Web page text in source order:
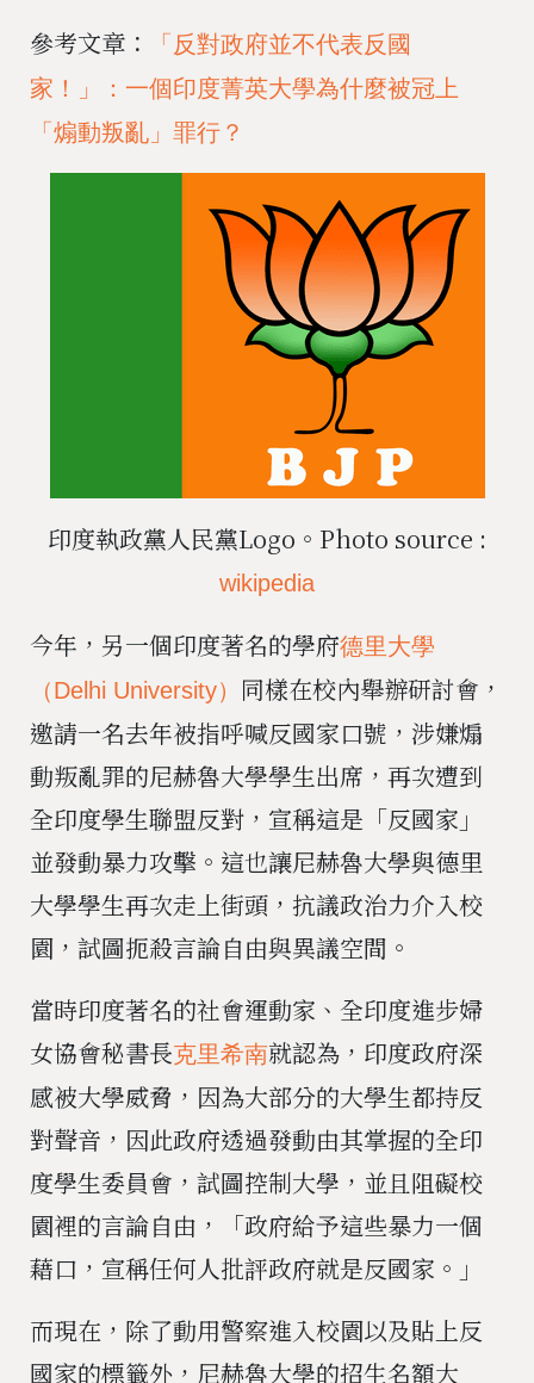
參考文章：
「反對政府並不代表反國
家！」：一個印度菁英大學為什麼被冠上
「煽動叛亂」罪行？
印度執政黨人民黨Logo。Photo source :
wikipedia
今年，另一個印度著名的學府德里大學
（Delhi University） 同樣在校內舉辦研討會，
邀請一名去年被指呼喊反國家口號，涉嫌煽
動叛亂罪的尼赫魯大學學生出席，再次遭到
全印度學生聯盟反對，宣稱這是「反國家」
並發動暴力攻擊。這也讓尼赫魯大學與德里
大學學生再次走上街頭，抗議政治力介入校
園，試圖扼殺言論自由與異議空間。
當時印度著名的社會運動家、全印度進步婦
女協會秘書長克里希南就認為，印度政府深
感被大學威脅，因為大部分的大學生都持反
對聲音，因此政府透過發動由其掌握的全印
度學生委員會，試圖控制大學，並且阻礙校
園裡的言論自由，「政府給予這些暴力一個
藉口，宣稱任何人批評政府就是反國家。」
而現在，除了動用警察進入校園以及貼上反
國家的標籤外，尼赫魯大學的招生名額大